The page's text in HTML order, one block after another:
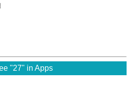
"27" in Apps